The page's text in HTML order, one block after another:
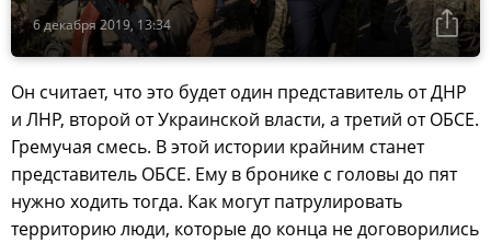
6 декабря 2019, 13:34
Он считает, что это будет один представитель от ДНР
и ЛНР, второй от Украинской власти, а третий от ОБСЕ.
Гремучая смесь. В этой истории крайним станет
представитель ОБСЕ. Ему в бронике с головы до пят
нужно ходить тогда. Как могут патрулировать
территорию люди, которые до конца не договорились